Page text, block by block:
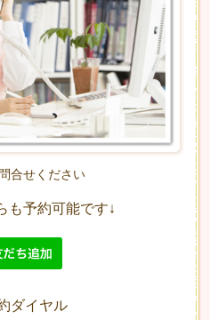
合せください
も予約可能です↓
ダイヤル